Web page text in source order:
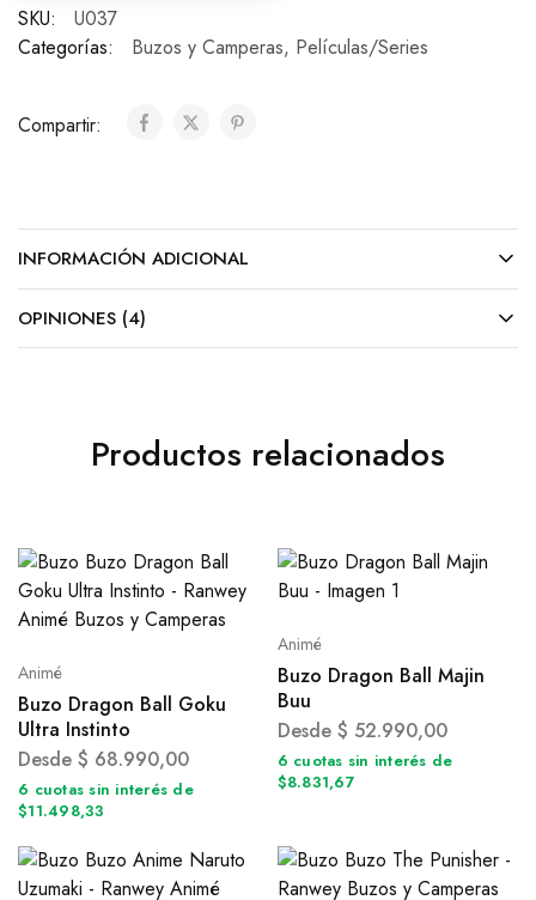
SKU:
U037
Categorías:
Buzos y Camperas, Películas/Series
Compartir:
INFORMACIÓN ADICIONAL
OPINIONES (4)
Productos relacionados
Animé
Buzo Dragon Ball Goku
Ultra Instinto
Desde $ 68.990,00
6 cuotas sin interés de
$11.498,33
Animé
Buzo Dragon Ball Majin
Buu
Desde $ 52.990,00
6 cuotas sin interés de
$8.831,67